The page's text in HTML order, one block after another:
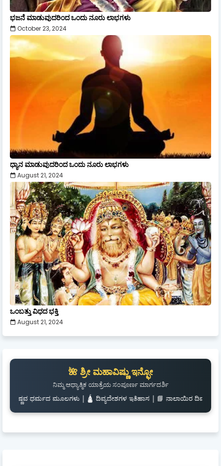
ಭಜನೆ ಮಾಡುವುದರಿಂದ ಒಂದು ನೂರು ಲಾಭಗಳು
October 23, 2024
ಧ್ಯಾನ ಮಾಡುವುದರಿಂದ ಒಂದು ನೂರು ಲಾಭಗಳು
August 21, 2024
ಒಂಬತ್ತು ವಿಧದ ಭಕ್ತಿ
August 21, 2024
🌺 ಶ್ರೀ ಮಹಾವಿಷ್ಣು ಇನ್ಫೋ
ನಿಮ್ಮ ಆಧ್ಯಾತ್ಮಿಕ ಯಾತ್ರೆಯ ಸಂಪೂರ್ಣ ಮಾರ್ಗದರ್ಶಿ
ಮೂಲಗಳು | 🛕 ದಿವ್ಯದೇಶಗಳ ಇತಿಹಾಸ | 📘 ನಾಲಾಯಿರ ದಿವ್ಯಪ್ರಬಂಧ | 🎧